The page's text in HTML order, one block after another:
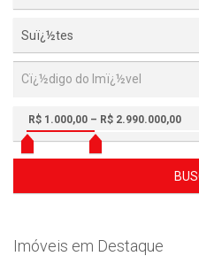
Suï¿½tes
R$ 1.000,00 – R$ 2.990.000,00
Imóveis em Destaque